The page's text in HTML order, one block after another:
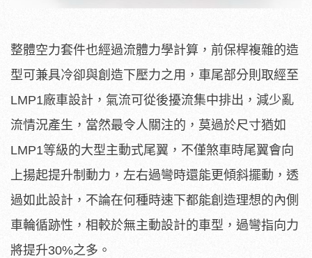
整體空力套件也經過流體力學計算，前保桿複雜的造
型可兼具冷卻與創造下壓力之用，車尾部分則取經至
LMP1廠車設計，氣流可從後擾流集中排出，減少亂
流情況產生，當然最令人關注的，莫過於尺寸猶如
LMP1等級的大型主動式尾翼，不僅煞車時尾翼會向
上揚起提升制動力，左右過彎時還能更傾斜擺動，透
過如此設計，不論在何種時速下都能創造理想的內側
車輪循跡性，相較於無主動設計的車型，過彎指向力
將提升30%之多。